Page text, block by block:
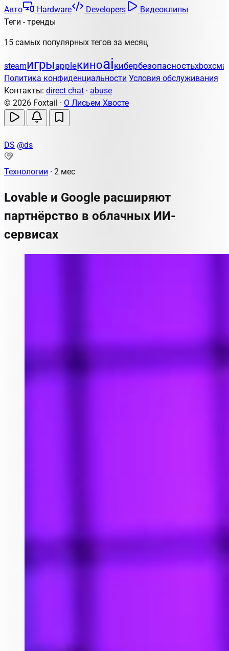
Авто
Hardware Developers
Видеоклипы
Теги - тренды
15 самых популярных тегов за месяц
steamигрыappleкиноaiкибербезопасностьxbox
Политика конфиденциальности Условия обслуживания
Контакты: direct chat · abuse
© 2026 Foxtail · О Лисьем Хвосте
DS @ds
Технологии · 2 мес
Lovable и Google расширяют
партнёрство в облачных ИИ-
сервисах